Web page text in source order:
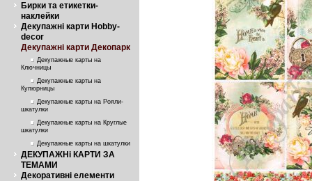
Бирки та етикетки-
наклейки
Декупажні карти Hobby-
decor
Декупажні карти Декопарк
Декупажные карты на
Ключницы
Декупажные карты на
Купюрницы
Декупажные карты на Рояли-
шкатулки
Декупажные карты на Круглые
шкатулки
Декупажные карты на шкатулки
ДЕКУПАЖНі КАРТИ ЗА
ТЕМАМИ
Декоративні елементи